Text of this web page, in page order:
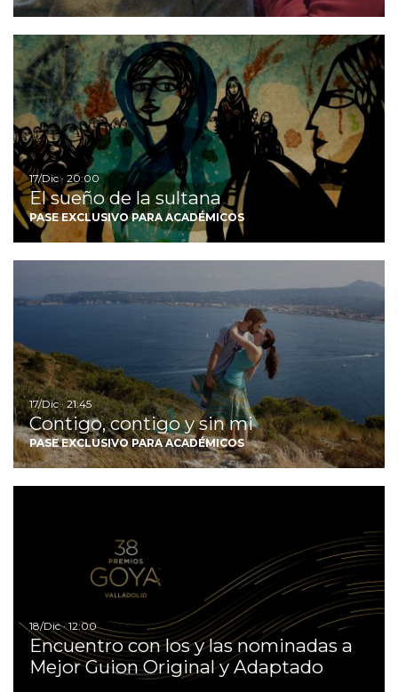
17/Dic · 20:00
El sueño de la sultana
PASE EXCLUSIVO PARA ACADÉMICOS
17/Dic · 21:45
Contigo, contigo y sin mi
PASE EXCLUSIVO PARA ACADÉMICOS
18/Dic · 12:00
Encuentro con los y las nominadas a
Mejor Guion Original y Adaptado